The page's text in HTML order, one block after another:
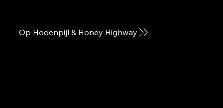
Op Hodenpijl & Honey Highway